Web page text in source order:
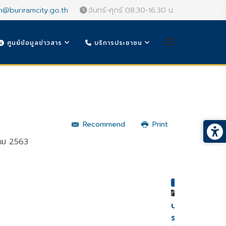
จันทร์-ศุกร์ 08.30-16.30 น.
ศูนย์ข้อมูลข่าวสาร บริการประชาชน
Recommend Print
2563
ประกาศ
ราย